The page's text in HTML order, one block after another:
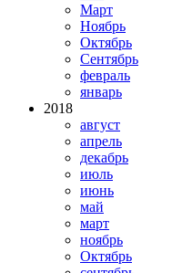
Март
Ноябрь
Октябрь
Сентябрь
февраль
январь
2018
август
апрель
декабрь
июль
июнь
май
март
ноябрь
Октябрь